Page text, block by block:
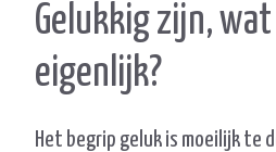
Gelukkig zijn,
eigenlijk?
Het begrip geluk is moeilijk te